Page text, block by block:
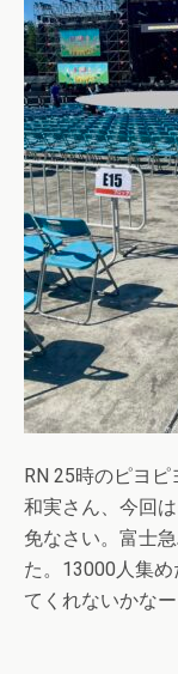
RN 25時のピヨピ
和実さん、今回
免なさい。富士
た。13000人集
てくれないかなー